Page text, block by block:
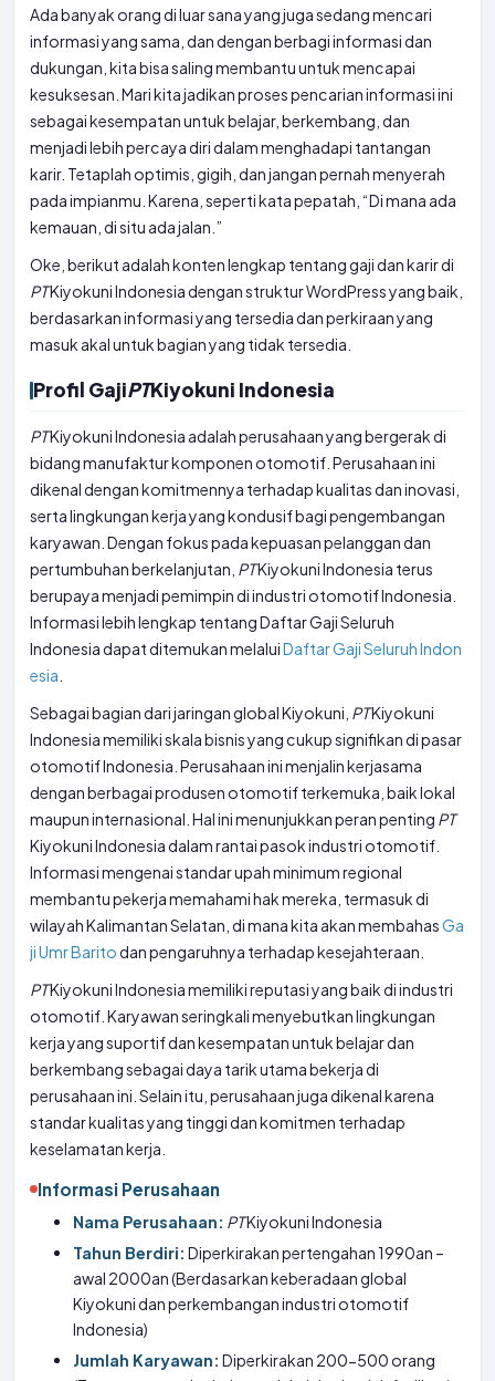
Ada banyak orang di luar sana yang juga sedang mencari
informasi yang sama, dan dengan berbagi informasi dan
dukungan, kita bisa saling membantu untuk mencapai
kesuksesan. Mari kita jadikan proses pencarian informasi ini
sebagai kesempatan untuk belajar, berkembang, dan
menjadi lebih percaya diri dalam menghadapi tantangan
karir. Tetaplah optimis, gigih, dan jangan pernah menyerah
pada impianmu. Karena, seperti kata pepatah, “Di mana ada
kemauan, di situ ada jalan.”
Oke, berikut adalah konten lengkap tentang gaji dan karir di
PTKiyokuni Indonesia dengan struktur WordPress yang baik,
berdasarkan informasi yang tersedia dan perkiraan yang
masuk akal untuk bagian yang tidak tersedia.
Profil GajiPTKiyokuni Indonesia
PTKiyokuni Indonesia adalah perusahaan yang bergerak di
bidang manufaktur komponen otomotif. Perusahaan ini
dikenal dengan komitmennya terhadap kualitas dan inovasi,
serta lingkungan kerja yang kondusif bagi pengembangan
karyawan. Dengan fokus pada kepuasan pelanggan dan
pertumbuhan berkelanjutan, PTKiyokuni Indonesia terus
berupaya menjadi pemimpin di industri otomotif Indonesia.
Informasi lebih lengkap tentang Daftar Gaji Seluruh
Indonesia dapat ditemukan melaluiDaftar Gaji Seluruh Indon
esia
Sebagai bagian dari jaringan global Kiyokuni, PTKiyokuni
Indonesia memiliki skala bisnis yang cukup signifikan di pasar
otomotif Indonesia. Perusahaan ini menjalin kerjasama
dengan berbagai produsen otomotif terkemuka, baik lokal
maupun internasional. Hal ini menunjukkan peran penting PT
Kiyokuni Indonesia dalam rantai pasok industri otomotif.
Informasi mengenai standar upah minimum regional
membantu pekerja memahami hak mereka, termasuk di
wilayah Kalimantan Selatan, di mana kita akan membahasGa
ji Umr Baritodan pengaruhnya terhadap kesejahteraan.
PTKiyokuni Indonesia memiliki reputasi yang baik di industri
otomotif. Karyawan seringkali menyebutkan lingkungan
kerja yang suportif dan kesempatan untuk belajar dan
berkembang sebagai daya tarik utama bekerja di
perusahaan ini. Selain itu, perusahaan juga dikenal karena
standar kualitas yang tinggi dan komitmen terhadap
keselamatan kerja.
Informasi Perusahaan
Nama Perusahaan: PTKiyokuni Indonesia
Tahun Berdiri: Diperkirakan pertengahan 1990an –
awal 2000an (Berdasarkan keberadaan global
Kiyokuni dan perkembangan industri otomotif
Indonesia)
Jumlah Karyawan: Diperkirakan 200-500 orang